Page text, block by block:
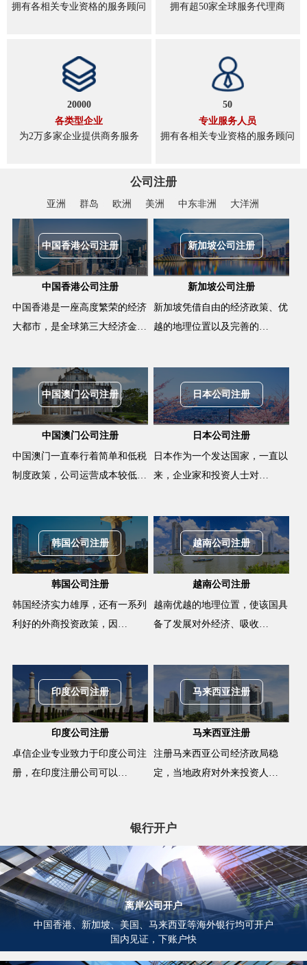
拥有各相关专业资格的服务顾问
拥有超50家全球服务代理商
20000
各类型企业
为2万多家企业提供商务服务
50
专业服务人员
拥有各相关专业资格的服务顾问
公司注册
亚洲 群岛 欧洲 美洲 中东非洲 大洋洲
中国香港公司注册
中国香港公司注册
中国香港是一座高度繁荣的经济
大都市，是全球第三大经济金…
新加坡公司注册
新加坡公司注册
新加坡凭借自由的经济政策、优
越的地理位置以及完善的…
中国澳门公司注册
中国澳门公司注册
中国澳门一直奉行着简单和低税
制度政策，公司运营成本较低…
日本公司注册
日本公司注册
日本作为一个发达国家，一直以
来，企业家和投资人士对…
韩国公司注册
韩国公司注册
韩国经济实力雄厚，还有一系列
利好的外商投资政策，因…
越南公司注册
越南公司注册
越南优越的地理位置，使该国具
备了发展对外经济、吸收…
印度公司注册
印度公司注册
卓信企业专业致力于印度公司注
册，在印度注册公司可以…
马来西亚注册
马来西亚注册
注册马来西亚公司经济政局稳
定，当地政府对外来投资人…
银行开户
离岸公司开户
中国香港、新加坡、美国、马来西亚等海外银行均可开户
国内见证，下账户快